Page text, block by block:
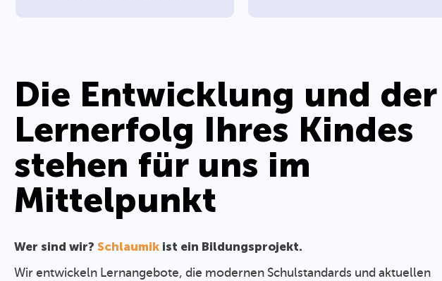
Die Entwicklung und der
Lernerfolg Ihres Kindes
stehen für uns im
Mittelpunkt
Wer sind wir? Schlaumik ist ein Bildungsprojekt.
Wir entwickeln Lernangebote, die modernen Schulstandards und aktuellen